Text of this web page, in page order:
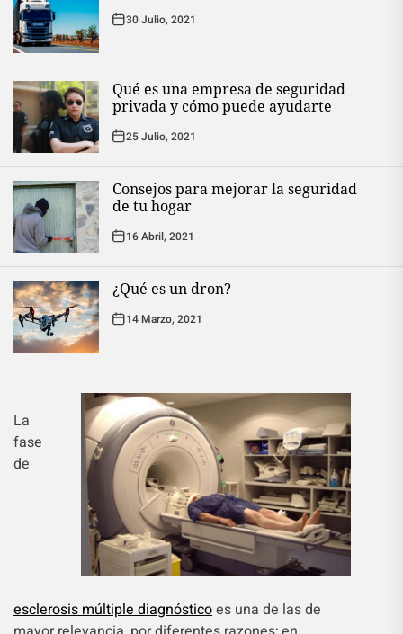
30 Julio, 2021
Qué es una empresa de seguridad
privada y cómo puede ayudarte
25 Julio, 2021
Consejos para mejorar la seguridad
de tu hogar
16 Abril, 2021
¿Qué es un dron?
14 Marzo, 2021
La
fase
de
esclerosis múltiple diagnósticoes una de las de